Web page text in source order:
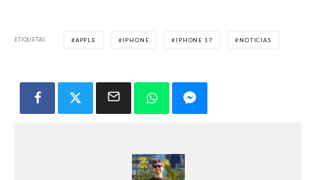
ETIQUETAS APPLE IPHONE IPHONE 17 NOTICIAS